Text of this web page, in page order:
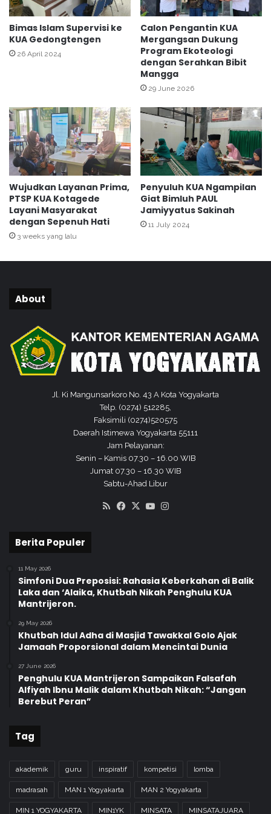
f
i
k
a
l
l
a
n
M
o
s
i
B
e
a
g
a
m
S
,
S
Bimas Islam Supervisi ke
KUA Gedongtengen
26 April 2024
Calon Pengantin KUA
Mergangsan Dukung
Program Ekoteologi
dengan Serahkan Bibit
Mangga
29 June 2026
Wujudkan Layanan Prima,
PTSP KUA Kotagede
Layani Masyarakat
dengan Sepenuh Hati
3 weeks yang lalu
Penyuluh KUA Ngampilan
Giat Bimluh PAUL
Jamiyyatus Sakinah
11 July 2024
About
Jl. Ki Mangunsarkoro No. 43 A Kota Yogyakarta
Telp. (0274) 512285,
Faksimili (0274)520575
Daerah Istimewa Yogyakarta 55111
Jam Pelayanan:
Senin – Kamis 07.30 – 16.00 WIB
Jumat 07.30 – 16.30 WIB
Sabtu-Ahad Libur
RSS Facebook
X YouTube
Berita Populer
11 May 2026
Simfoni Dua Preposisi: Rahasia Keberkahan di Balik
Laka dan ‘Alaika, Khutbah Nikah Penghulu KUA
Mantrijeron.
29 May 2026
Khutbah Idul Adha di Masjid Tawakkal Golo Ajak
Jamaah Proporsional dalam Mencintai Dunia
27 June 2026
Penghulu KUA Mantrijeron Sampaikan Falsafah
Alfiyah Ibnu Malik dalam Khutbah Nikah: “Jangan
Berebut Peran”
Tag
akademik guru inspiratif kompetisi lomba
madrasah MAN 1 Yogyakarta MAN 2 Yogyakarta
MIN 1 YOGYAKARTA MIN1YK MINSATA MINSATAJUARA